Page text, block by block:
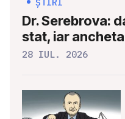
Dr. Serebrova:
stat, iar
28 IUL. 2026